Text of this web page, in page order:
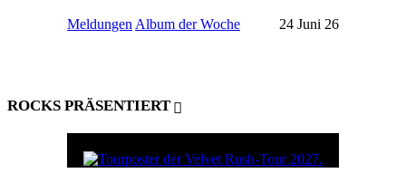
Meldungen Album der Woche 24 Juni 26
ROCKS PRÄSENTIERT